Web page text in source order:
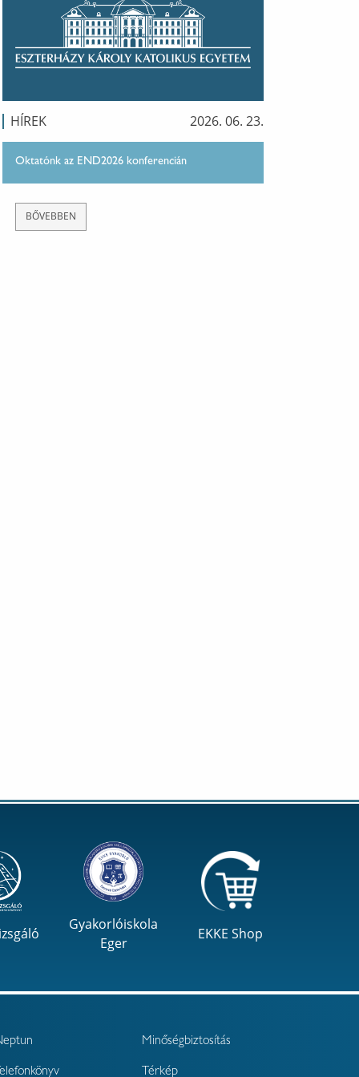
HÍREK 2026. 06. 23.
Oktatónk az END2026 konferencián
BŐVEBBEN
Gyakorlóiskola
Eger
EKKE Shop
Minőségbiztosítás
Térkép